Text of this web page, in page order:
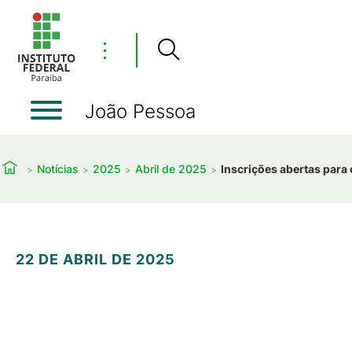
⋮
João Pessoa
Notícias 2025 Abril de 2025 Inscrições abertas para
22 DE ABRIL DE 2025